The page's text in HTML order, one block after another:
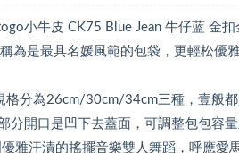
小牛皮 CK75 Blue Jean 牛仔蓝 金扣
為是最具名媛風範的包袋，更輕松
格分為26cm/30cm/34cm三種，壹般
分開口是凹下去蓋面，可調整包包容
雅汗漬的搖擺音樂雙人舞蹈，呼應愛